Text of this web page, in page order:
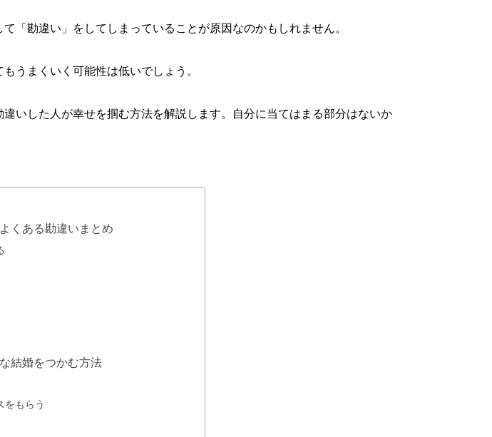
「勘違い」をしてしまっていることが原因なのかもしれません。
うまくいく可能性は低いでしょう。
いした人が幸せを掴む方法を解説します。自分に当てはまる部分はないか
くある勘違いまとめ
結婚をつかむ方法
をもらう